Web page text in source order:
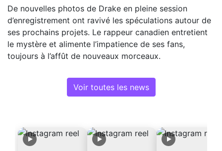
De nouvelles photos de Drake en pleine session
d’enregistrement ont ravivé les spéculations autour de
ses prochains projets. Le rappeur canadien entretient
le mystère et alimente l’impatience de ses fans,
toujours à l’affût de nouveaux morceaux.
Voir toutes les news